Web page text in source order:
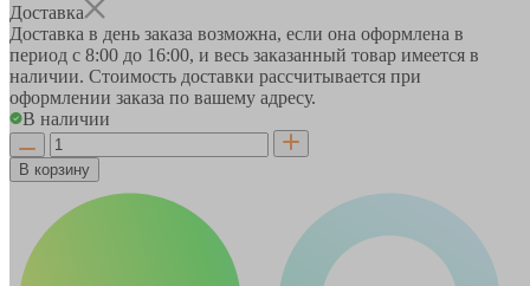
Доставка
Доставка в день заказа возможна, если она оформлена в
период с 8:00 до 16:00, и весь заказанный товар имеется в
наличии. Стоимость доставки рассчитывается при
оформлении заказа по вашему адресу.
В наличии
В корзину